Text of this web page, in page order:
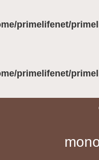
primelifenet/
primelifenet/